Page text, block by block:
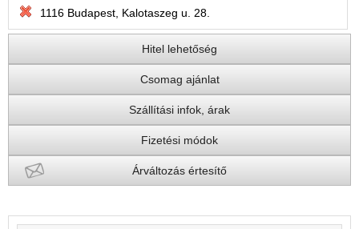
1116 Budapest, Kalotaszeg u. 28.
Hitel lehetőség
Csomag ajánlat
Szállítási infok, árak
Fizetési módok
Árváltozás értesítő